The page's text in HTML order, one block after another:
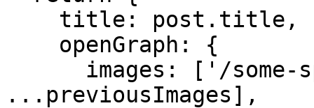
...previousImages],